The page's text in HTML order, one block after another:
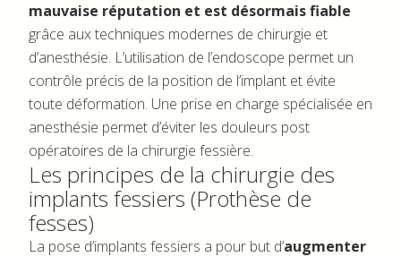
mauvaise réputation et est désormais fiable
grâce aux techniques modernes de chirurgie et
d’anesthésie. L’utilisation de l’endoscope permet un
contrôle précis de la position de l’implant et évite
toute déformation. Une prise en charge spécialisée en
anesthésie permet d’éviter les douleurs post
opératoires de la chirurgie fessière.
Les principes de la chirurgie des
implants fessiers (Prothèse de
fesses)
La pose d’implants fessiers a pour but d’augmenter